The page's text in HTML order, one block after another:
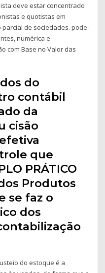
deve estar concentrado
e quotistas em
de sociedades. pode-
numérica e
com Base no Valor das
do
contábil
da
cisão
que
PRÁTICO
Produtos
se faz o
dos
do estoque é a